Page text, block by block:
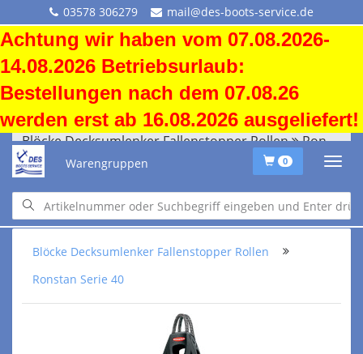
03578 306279 mail@des-boots-service.de
Achtung wir haben vom 07.08.2026-
14.08.2026 Betriebsurlaub:
Bestellungen nach dem 07.08.26
werden erst ab 16.08.2026 ausgeliefert!
Warengruppen 0
Blöcke Decksumlenker Fallenstopper Rollen Ronstan Serie 40
Blöcke "Serie 40"
Scheiben ø 40 mm, Tau Ø 10 mm max., Draht Ø 4 mm max. (HL)
Blöcke Decksumlenker Fallenstopper Rollen
Ronstan Serie 40